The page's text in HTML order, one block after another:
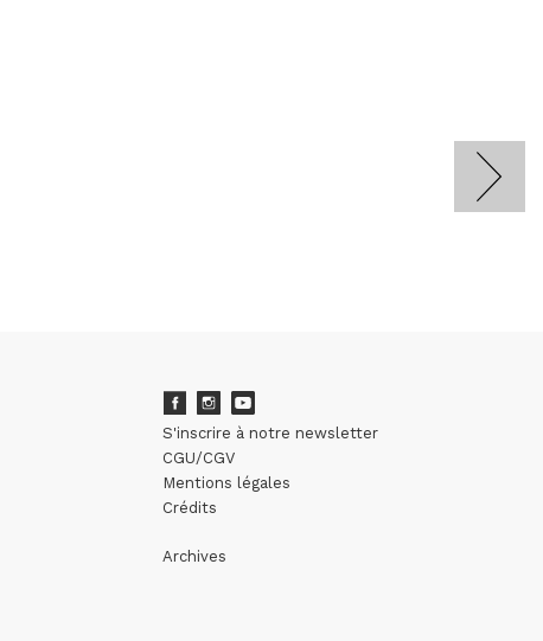
S'inscrire à notre newsletter
CGU/CGV
Mentions légales
Crédits
Archives